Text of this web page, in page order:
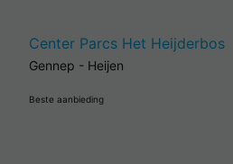
Center Parcs Het Heijderbos
Gennep - Heijen
Beste aanbieding